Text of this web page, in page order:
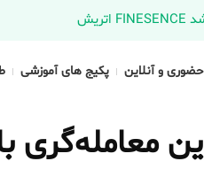
و آنلاین پکیج های آموزشی
معامله‌گری